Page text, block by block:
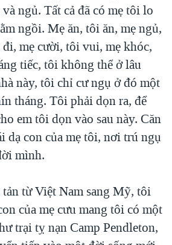
ngủ. Tất cả đã có mẹ tôi lo
ngồi. Mẹ ăn, tôi ăn, mẹ ngủ,
mẹ cười, tôi vui, mẹ khóc,
tiếc, tôi không thể ở lâu
này, tôi chỉ cư ngụ ở đó một
tháng. Tôi phải dọn ra, để
em tôi dọn vào sau này. Căn
dạ con của mẹ tôi, nơi trú ngụ
mình.
từ Việt Nam sang Mỹ, tôi
của mẹ cưu mang tôi có một
trại tỵ nạn Camp Pendleton,